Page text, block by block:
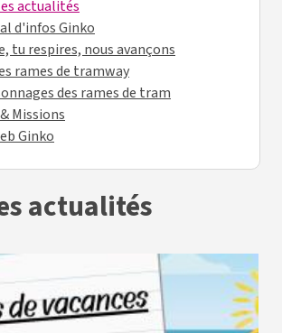
actualités
d'infos Ginko
tu respires, nous avançons
rames de tramway
des rames de tram
Missions
Ginko
actualités